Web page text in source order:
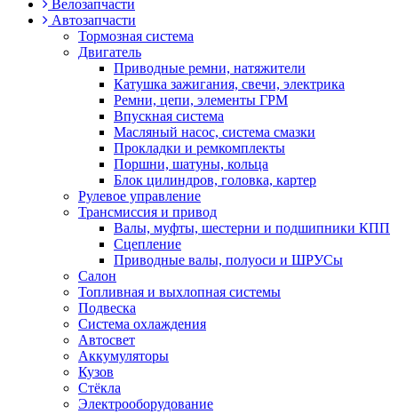
Велозапчасти
Автозапчасти
Тормозная система
Двигатель
Приводные ремни, натяжители
Катушка зажигания, свечи, электрика
Ремни, цепи, элементы ГРМ
Впускная система
Масляный насос, система смазки
Прокладки и ремкомплекты
Поршни, шатуны, кольца
Блок цилиндров, головка, картер
Рулевое управление
Трансмиссия и привод
Валы, муфты, шестерни и подшипники КПП
Сцепление
Приводные валы, полуоси и ШРУСы
Салон
Топливная и выхлопная системы
Подвеска
Система охлаждения
Автосвет
Аккумуляторы
Кузов
Стёкла
Электрооборудование